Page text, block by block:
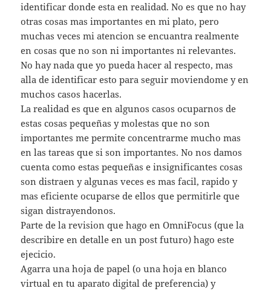
identificar donde esta en realidad. No es que no hay
otras cosas mas importantes en mi plato, pero
muchas veces mi atencion se encuantra realmente
en cosas que no son ni importantes ni relevantes.
No hay nada que yo pueda hacer al respecto, mas
alla de identificar esto para seguir moviendome y en
muchos casos hacerlas.
La realidad es que en algunos casos ocuparnos de
estas cosas pequeñas y molestas que no son
importantes me permite concentrarme mucho mas
en las tareas que si son importantes. No nos damos
cuenta como estas pequeñas e insignificantes cosas
son distraen y algunas veces es mas facil, rapido y
mas eficiente ocuparse de ellos que permitirle que
sigan distrayendonos.
Parte de la revision que hago en OmniFocus (que la
describire en detalle en un post futuro) hago este
ejecicio.
Agarra una hoja de papel (o una hoja en blanco
virtual en tu aparato digital de preferencia) y